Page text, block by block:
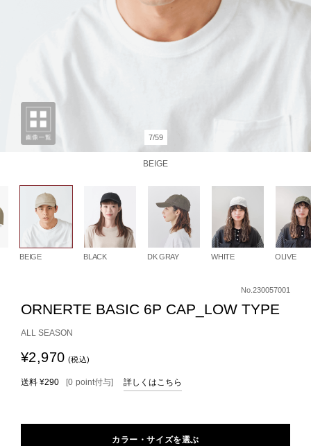
7/59
BEIGE
BEIGE BLACK DK GRAY WHITE OLIVE
No.230057001
ORNERTE BASIC 6P CAP_LOW TYPE
ALL SEASON
¥2,970 (税込)
送料 ¥290 [0 point付与] 詳しくはこちら
カラー・サイズを選ぶ